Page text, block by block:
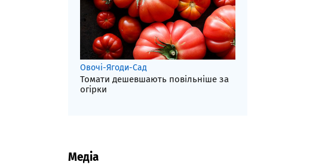
Овочі-Ягоди-Сад
Томати дешевшають повільніше за
огірки
Медіа